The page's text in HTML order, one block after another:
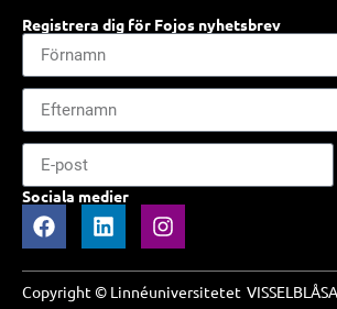
Registrera dig för Fojos nyhetsbrev
Sociala medier
Copyright © Linnéuniversitetet